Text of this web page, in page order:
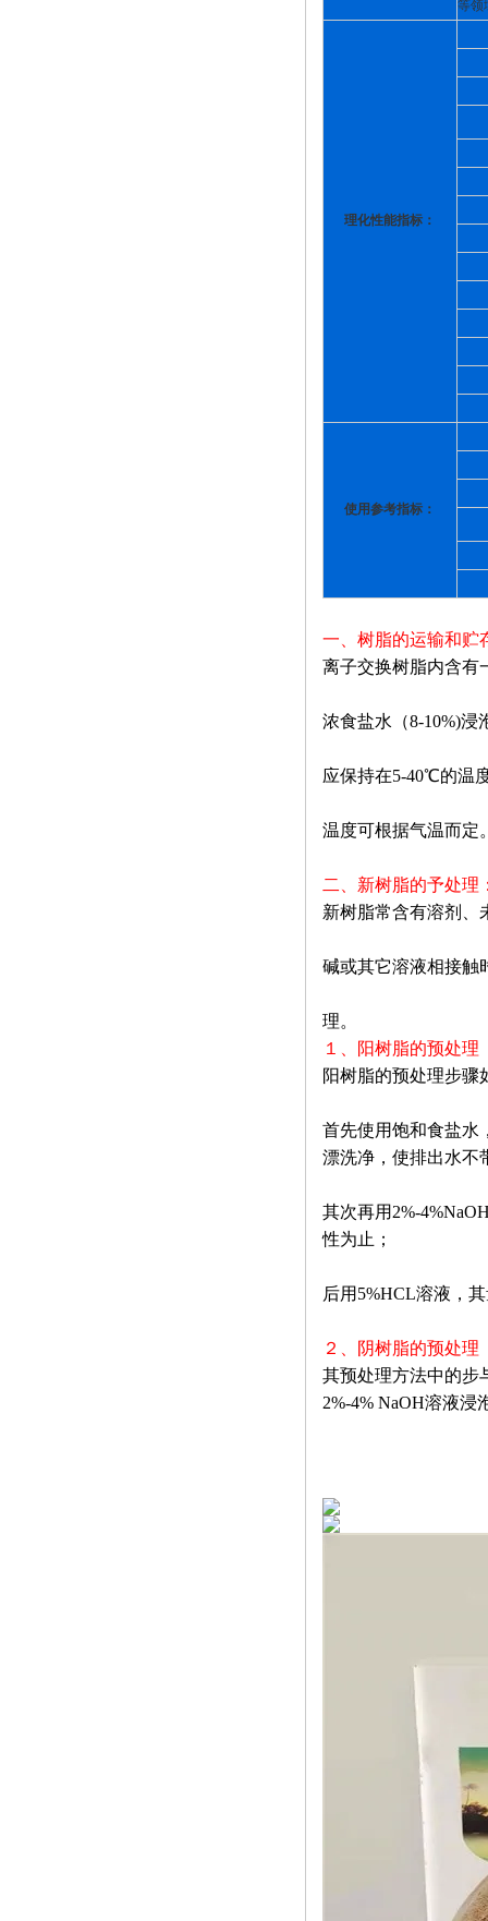
等领
理化性能指标：
使用参考指标：
一、树脂的运输和贮
离子交换树脂内含有
浓食盐水（8-10%)
应保持在5-40℃的温
温度可根据气温而定
二、新树脂的予处理
新树脂常含有溶剂、
碱或其它溶液相接触
理。
１、阳树脂的预处理
阳树脂的预处理步骤
首先使用饱和食盐水
漂洗净，使排出水不
其次再用2%-
性为止；
后用5%HCL溶液，
２、阴树脂的预处理
其预处理方法中的步
2%-4% NaOH溶液